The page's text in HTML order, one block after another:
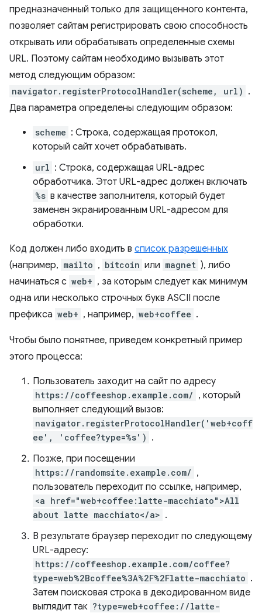
предназначенный только для защищенного контента,
позволяет сайтам регистрировать свою способность
открывать или обрабатывать определенные схемы
URL. Поэтому сайтам необходимо вызывать этот
метод следующим образом:
navigator.registerProtocolHandler(scheme, url) .
Два параметра определены следующим образом:
scheme : Строка, содержащая протокол,
который сайт хочет обрабатывать.
url : Строка, содержащая URL-адрес
обработчика. Этот URL-адрес должен включать
%s в качестве заполнителя, который будет
заменен экранированным URL-адресом для
обработки.
Код должен либо входить в список разрешенных
(например, mailto , bitcoin или magnet ), либо
начинаться с web+ , за которым следует как минимум
одна или несколько строчных букв ASCII после
префикса web+ , например, web+coffee .
Чтобы было понятнее, приведем конкретный пример
этого процесса:
Пользователь заходит на сайт по адресу
https://coffeeshop.example.com/ , который
выполняет следующий вызов:
navigator.registerProtocolHandler('web+coff
ee', 'coffee?type=%s') .
Позже, при посещении
https://randomsite.example.com/ ,
пользователь переходит по ссылке, например,
<a href="web+coffee:latte-macchiato">All
about latte macchiato</a> .
В результате браузер переходит по следующему
URL-адресу:
https://coffeeshop.example.com/coffee?
type=web%2Bcoffee%3A%2F%2Flatte-macchiato .
Затем поисковая строка в декодированном виде
выглядит так ?type=web+coffee://latte-